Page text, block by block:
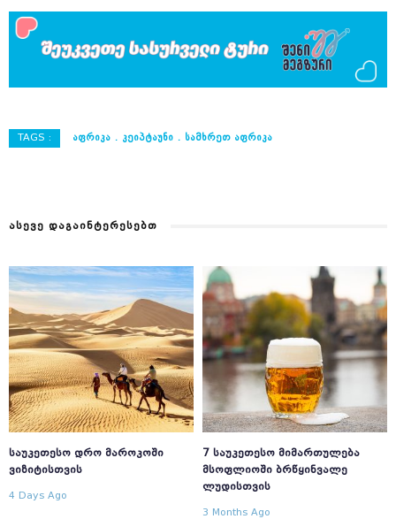
TAGS : ᲐᲤᲠᲘᲙᲐ ᲙᲔᲘᲞᲢᲐᲣᲜᲘ ᲡᲐᲛᲮᲠᲔᲗ ᲐᲤᲠᲘᲙᲐ
ᲐᲡᲔᲕᲔ ᲓᲐᲒᲐᲘᲜᲢᲔᲠᲔᲡᲔᲑᲗ
ᲡᲐᲣᲙᲔᲗᲔᲡᲝ ᲓᲠᲝ ᲛᲐᲠᲝᲙᲝᲨᲘ
ᲕᲘᲖᲘᲢᲘᲡᲗᲕᲘᲡ
4 Days Ago
7 ᲡᲐᲣᲙᲔᲗᲔᲡᲝ ᲛᲘᲛᲐᲠᲗᲣᲚᲔᲑᲐ
ᲛᲡᲝᲤᲚᲘᲝᲨᲘ ᲑᲠᲬᲧᲘᲜᲕᲐᲚᲔ
ᲚᲣᲓᲘᲡᲗᲕᲘᲡ
3 Months Ago